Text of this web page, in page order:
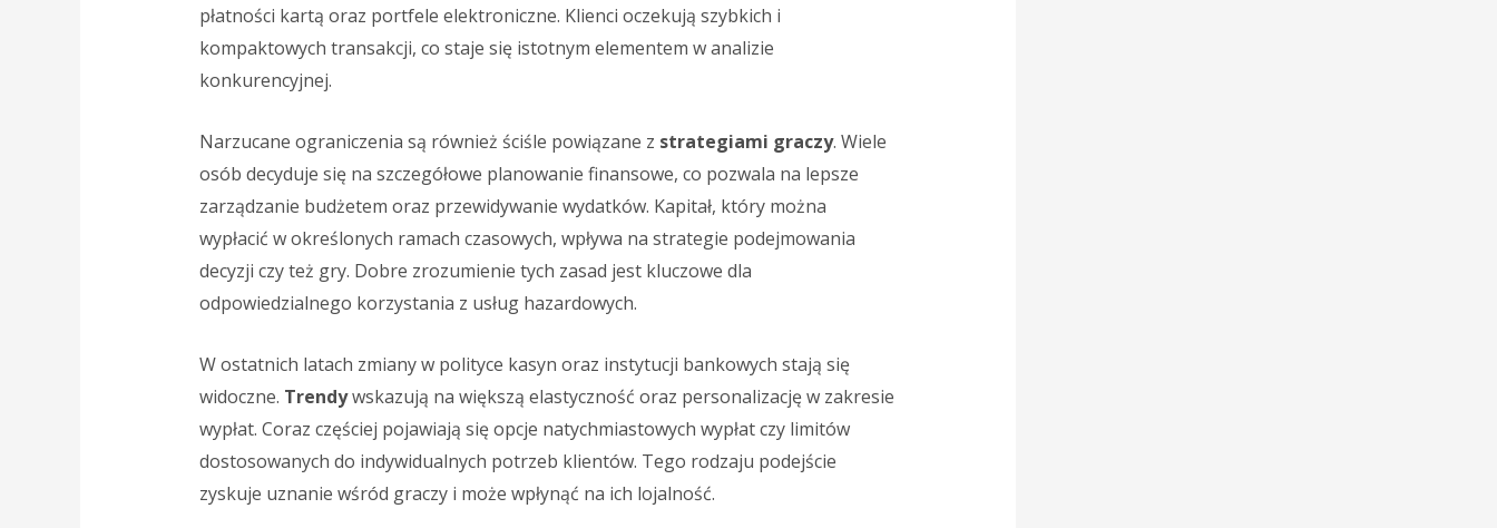
płatności kartą oraz portfele elektroniczne. Klienci oczekują szybkich i
kompaktowych transakcji, co staje się istotnym elementem w analizie
konkurencyjnej.
Narzucane ograniczenia są również ściśle powiązane z strategiami graczy. Wiele
osób decyduje się na szczegółowe planowanie finansowe, co pozwala na lepsze
zarządzanie budżetem oraz przewidywanie wydatków. Kapitał, który można
wypłacić w określonych ramach czasowych, wpływa na strategie podejmowania
decyzji czy też gry. Dobre zrozumienie tych zasad jest kluczowe dla
odpowiedzialnego korzystania z usług hazardowych.
W ostatnich latach zmiany w polityce kasyn oraz instytucji bankowych stają się
widoczne. Trendywskazują na większą elastyczność oraz personalizację w zakresie
wypłat. Coraz częściej pojawiają się opcje natychmiastowych wypłat czy limitów
dostosowanych do indywidualnych potrzeb klientów. Tego rodzaju podejście
zyskuje uznanie wśród graczy i może wpłynąć na ich lojalność.